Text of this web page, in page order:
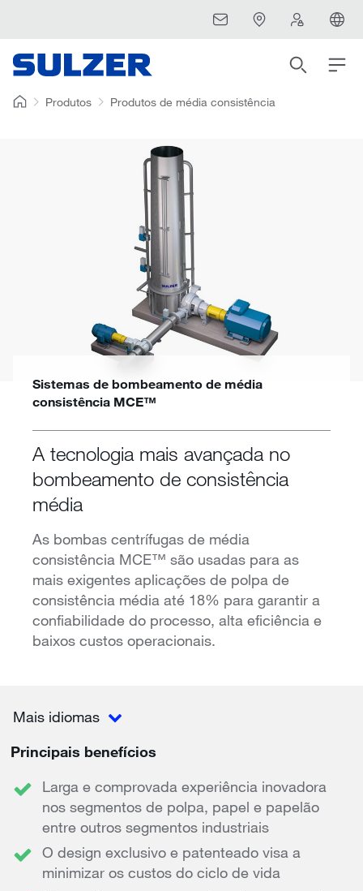
Produtos Produtos de média consistência
Sistemas de bombeamento de média
consistência MCE™
A tecnologia mais avançada no
bombeamento de consistência
média
As bombas centrífugas de média
consistência MCE™ são usadas para as
mais exigentes aplicações de polpa de
consistência média até 18% para garantir a
confiabilidade do processo, alta eficiência e
baixos custos operacionais.
Mais idiomas
Principais benefícios
Larga e comprovada experiência inovadora
nos segmentos de polpa, papel e papelão
entre outros segmentos industriais
O design exclusivo e patenteado visa a
minimizar os custos do ciclo de vida